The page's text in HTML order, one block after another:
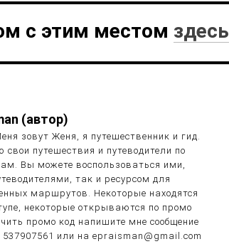
с этим местом здесь
(автор)
зовут Женя, я путешественник и гид.
свои путешествия и путеводители по
Вы можете воспользоваться ими,
так и ресурсом для
маршрутов. Некоторые находятся
некоторые открываются по промо
промо код напишите мне сообщение
537907561 или на epraisman@gmail.com